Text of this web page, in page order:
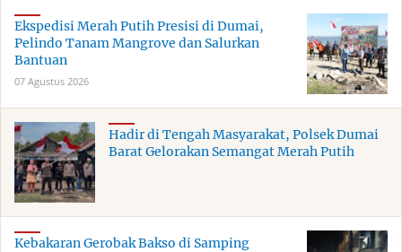
Ekspedisi Merah Putih Presisi di Dumai,
Pelindo Tanam Mangrove dan Salurkan
Bantuan
07 Agustus 2026
Hadir di Tengah Masyarakat, Polsek Dumai
Barat Gelorakan Semangat Merah Putih
Kebakaran Gerobak Bakso di Samping